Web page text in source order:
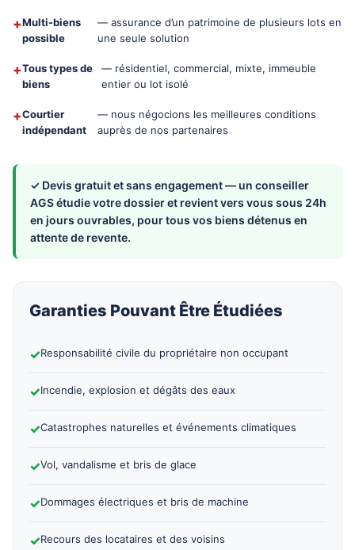
+Multi-biens
possible
— assurance d’un patrimoine de plusieurs lots en
une seule solution
+Tous types de
biens
— résidentiel, commercial, mixte, immeuble
entier ou lot isolé
+Courtier
indépendant
— nous négocions les meilleures conditions
auprès de nos partenaires
✓ Devis gratuit et sans engagement — un conseiller
AGS étudie votre dossier et revient vers vous sous 24h
en jours ouvrables, pour tous vos biens détenus en
attente de revente.
Garanties Pouvant Être Étudiées
✓Responsabilité civile du propriétaire non occupant
✓Incendie, explosion et dégâts des eaux
✓Catastrophes naturelles et événements climatiques
✓Vol, vandalisme et bris de glace
✓Dommages électriques et bris de machine
✓Recours des locataires et des voisins